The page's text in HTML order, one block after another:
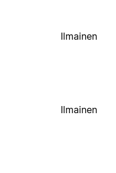
Ilmainen
Ilmainen